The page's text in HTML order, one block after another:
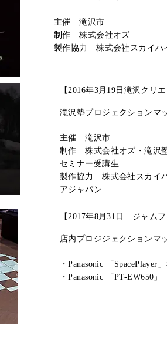
主催 滝沢市
制作株式会社オズ
製作協力 株式会社スカイハ
【2016年3月19日滝沢クリ
滝沢塾プロジェクションマ
主催 滝沢市
制作 株式会社オズ・滝沢
セミナー受講生
製作協力 株式会社スカイ
アジャパン
【2017年8月31日 ジャムフ
店内プロジジェクションマ
・Panasonic 「SpacePlayer
​・Panasonic 「PT-EW650」